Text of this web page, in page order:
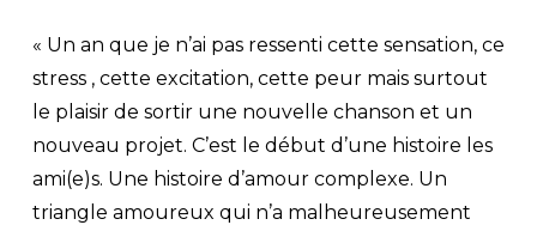
« Un an que je n’ai pas ressenti cette sensation, ce
stress , cette excitation, cette peur mais surtout
le plaisir de sortir une nouvelle chanson et un
nouveau projet. C’est le début d’une histoire les
ami(e)s. Une histoire d’amour complexe. Un
triangle amoureux qui n’a malheureusement